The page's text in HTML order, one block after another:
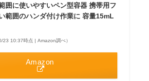
囲に使いやすいペン型容器 携帯用フ
範囲のハンダ付け作業に 容量15mL
23 10:37時点 | Amazon調べ）
Amazon